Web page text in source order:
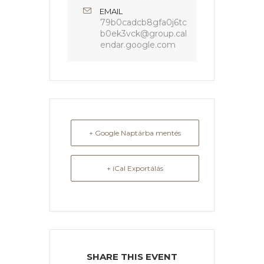
EMAIL
79b0cadcb8gfa0j6tc
b0ek3vck@group.cal
endar.google.com
+ Google Naptárba mentés
+ iCal Exportálás
SHARE THIS EVENT